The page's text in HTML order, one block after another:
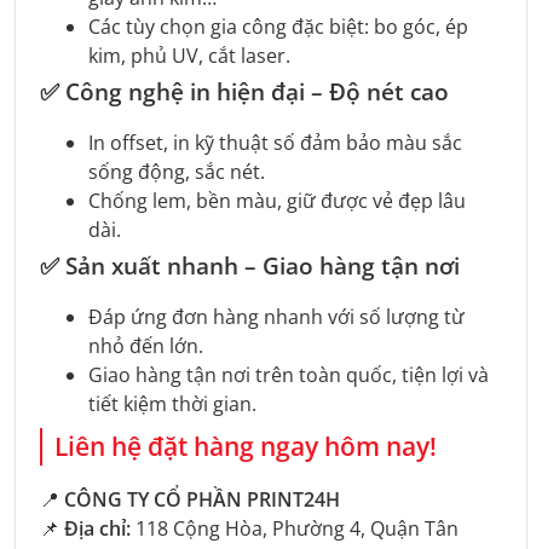
Các tùy chọn gia công đặc biệt: bo góc, ép
kim, phủ UV, cắt laser.
✅Công nghệ in hiện đại – Độ nét cao
In offset, in kỹ thuật số đảm bảo màu sắc
sống động, sắc nét.
Chống lem, bền màu, giữ được vẻ đẹp lâu
dài.
✅Sản xuất nhanh – Giao hàng tận nơi
Đáp ứng đơn hàng nhanh với số lượng từ
nhỏ đến lớn.
Giao hàng tận nơi trên toàn quốc, tiện lợi và
tiết kiệm thời gian.
Liên hệ đặt hàng ngay hôm nay!
📍 CÔNG TY CỔ PHẦN PRINT24H
📌 Địa chỉ: 118 Cộng Hòa, Phường 4, Quận Tân